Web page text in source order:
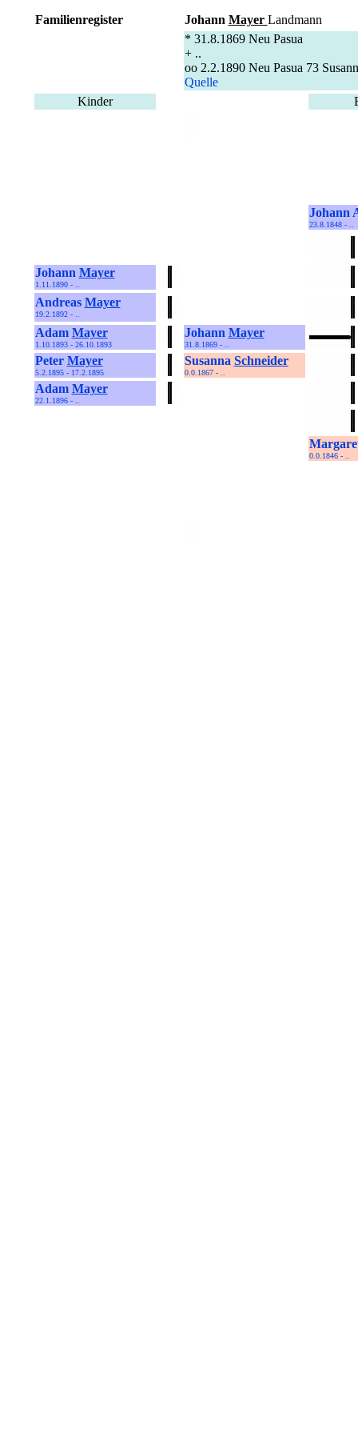
Familienregister Johann Mayer Landmann
* 31.8.1869 Neu Pasua
+ ..
oo 2.2.1890 Neu Pasua 73
Quelle
Kinder
Johann
23.8.1848 - ..
Johann Mayer
1.11.1890 - ..
Andreas Mayer
19.2.1892 - ..
Adam Mayer
1.10.1893 - 26.10.1893
Johann Mayer
31.8.1869 - ..
Peter Mayer
5.2.1895 - 17.2.1895
Susanna Schneider
0.0.1867 - ..
Adam Mayer
22.1.1896 - ..
0.0.1846 - ..